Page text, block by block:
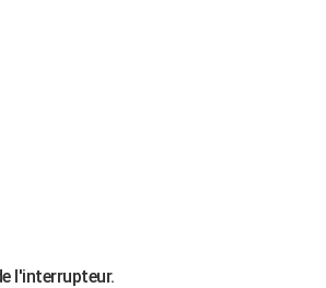
l'interrupteur.